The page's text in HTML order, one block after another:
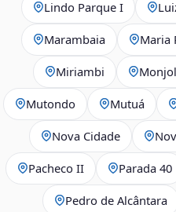
Lindo Parque I
Marambaia Maria
Miriambi
Mutondo Mutuá
Nova Cidade
Pacheco II Parada 40
Pedro de Alcântara